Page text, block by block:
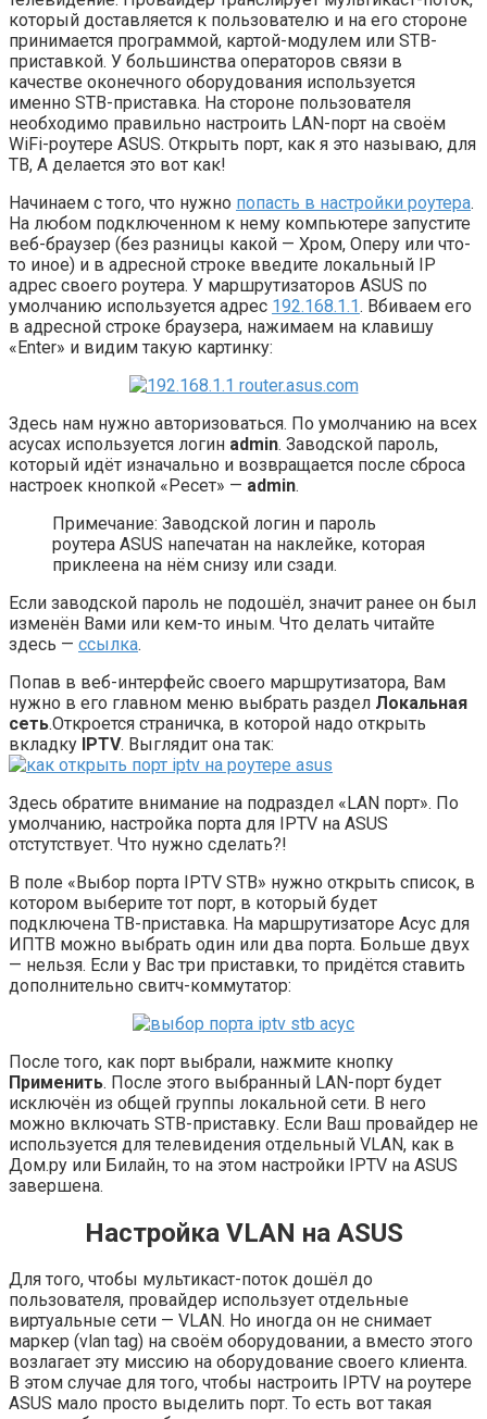
который доставляется к пользователю и на его стороне
принимается программой, картой-модулем или STB-
приставкой. У большинства операторов связи в
качестве оконечного оборудования используется
именно STB-приставка. На стороне пользователя
необходимо правильно настроить LAN-порт на своём
WiFi-роутере ASUS. Открыть порт, как я это называю, для
ТВ, А делается это вот как!
Начинаем с того, что нужно попасть в настройки роутера.
На любом подключенном к нему компьютере запустите
веб-браузер (без разницы какой — Хром, Оперу или что-
то иное) и в адресной строке введите локальный IP
адрес своего роутера. У маршрутизаторов ASUS по
умолчанию используется адрес 192.168.1.1. Вбиваем его
в адресной строке браузера, нажимаем на клавишу
«Enter» и видим такую картинку:
Здесь нам нужно авторизоваться. По умолчанию на всех
асусах используется логин admin. Заводской пароль,
который идёт изначально и возвращается после сброса
настроек кнопкой «Ресет» — admin.
Примечание: Заводской логин и пароль
роутера ASUS напечатан на наклейке, которая
приклеена на нём снизу или сзади.
Если заводской пароль не подошёл, значит ранее он был
изменён Вами или кем-то иным. Что делать читайте
здесь — ссылка.
Попав в веб-интерфейс своего маршрутизатора, Вам
нужно в его главном меню выбрать раздел Локальная
сеть.Откроется страничка, в которой надо открыть
вкладку IPTV. Выглядит она так:
Здесь обратите внимание на подраздел «LAN порт». По
умолчанию, настройка порта для IPTV на ASUS
отстутствует. Что нужно сделать?!
В поле «Выбор порта IPTV STB» нужно открыть список, в
котором выберите тот порт, в который будет
подключена ТВ-приставка. На маршрутизаторе Асус для
ИПТВ можно выбрать один или два порта. Больше двух
— нельзя. Если у Вас три приставки, то придётся ставить
дополнительно свитч-коммутатор:
После того, как порт выбрали, нажмите кнопку
Применить. После этого выбранный LAN-порт будет
исключён из общей группы локальной сети. В него
можно включать STB-приставку. Если Ваш провайдер не
используется для телевидения отдельный VLAN, как в
Дом.ру или Билайн, то на этом настройки IPTV на ASUS
завершена.
Настройка VLAN на ASUS
Для того, чтобы мультикаст-поток дошёл до
пользователя, провайдер использует отдельные
виртуальные сети — VLAN. Но иногда он не снимает
маркер (vlan tag) на своём оборудовании, а вместо этого
возлагает эту миссию на оборудование своего клиента.
В этом случае для того, чтобы настроить IPTV на роутере
ASUS мало просто выделить порт. То есть вот такая